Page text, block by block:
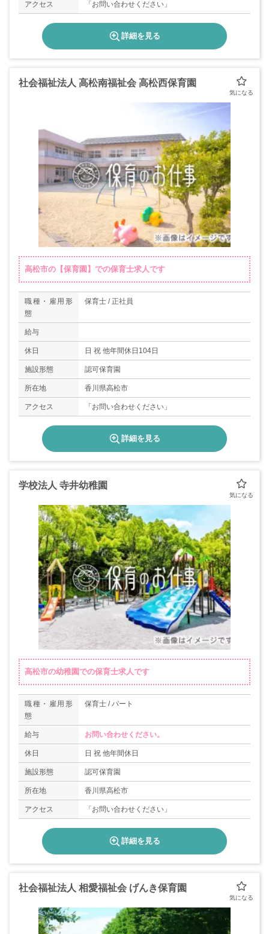
アクセス 「お問い合わせください」
詳細を見る
社会福祉法人 高松南福祉会 高松西保育園
高松市の【保育園】での保育士求人です
職種・雇用形
態
保育士 / 正社員
給与
休日 日 祝 他年間休日104日
施設形態 認可保育園
所在地 香川県高松市
アクセス 「お問い合わせください」
詳細を見る
学校法人 寺井幼稚園
高松市の幼稚園での保育士求人です
職種・雇用形
態
保育士 / パート
給与 お問い合わせください。
休日 日 祝 他年間休日
施設形態 認可保育園
所在地 香川県高松市
アクセス 「お問い合わせください」
詳細を見る
社会福祉法人 相愛福祉会 げんき保育園